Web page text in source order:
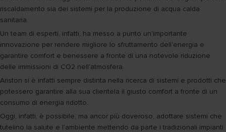
riscaldamento sia dei sistemi per la produzione di acqua calda
sanitaria.
Un team di esperti, infatti, ha messo a punto un'importante
innovazione per rendere migliore lo sfruttamento dell'energia e
garantire comfort e benessere a fronte di una notevole riduzione
delle immissioni di CO2 nell'atmosfera.
Ariston si è infatti sempre distinta nella ricerca di sistemi e prodotti che
potessero garantire alla sua clientela il giusto comfort a fronte di un
consumo di energia ridotto.
Oggi, infatti, è possibile, ma ancor più doveroso, adottare sistemi che
tutelino la salute e l'ambiente mettendo da parte i tradizionali impianti